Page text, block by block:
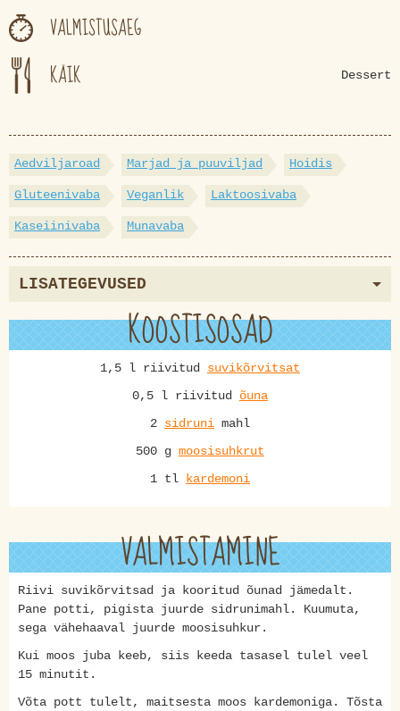
VALMISTUSAEG
KÄIK
Dessert
Aedviljaroad Marjad ja puuviljad Hoidis
Gluteenivaba Veganlik Laktoosivaba
Kaseiinivaba Munavaba
LISATEGEVUSED
KOOSTISOSAD
1,5 l riivitud suvikõrvitsat
0,5 l riivitud õuna
2 sidruni mahl
500 g moosisuhkrut
1 tl kardemoni
VALMISTAMINE
Riivi suvikõrvitsad ja kooritud õunad jämedalt.
Pane potti, pigista juurde sidrunimahl. Kuumuta,
sega vähehaaval juurde moosisuhkur.
Kui moos juba keeb, siis keeda tasasel tulel veel
15 minutit.
Võta pott tulelt, maitsesta moos kardemoniga. Tõsta